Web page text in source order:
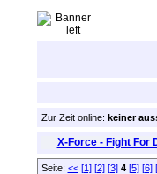
Zur Zeit online: keiner
X-Force - Fight For
Seite: << [1] [2] [3] 4 [5] [6]